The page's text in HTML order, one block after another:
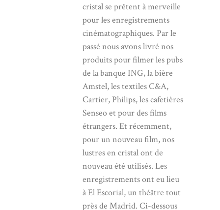
cristal se prêtent à merveille
pour les enregistrements
cinématographiques. Par le
passé nous avons livré nos
produits pour filmer les pubs
de la banque ING, la bière
Amstel, les textiles C&A,
Cartier, Philips, les cafetières
Senseo et pour des films
étrangers. Et récemment,
pour un nouveau film, nos
lustres en cristal ont de
nouveau été utilisés. Les
enregistrements ont eu lieu
à El Escorial, un théâtre tout
près de Madrid. Ci-dessous